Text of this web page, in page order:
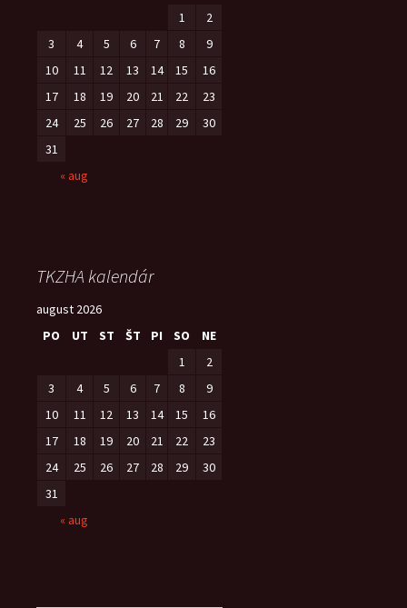
1
2
3
4 5 6 7 8
9
10
11 12 13 14 15
16
17
18 19 20 21 22
23
24
25 26 27 28 29
30
31
« aug
TKZHA kalendár
august 2026
PO
UT ST ŠT PI SO
NE
1
2
3
4 5 6 7 8
9
10
11 12 13 14 15
16
17
18 19 20 21 22
23
24
25 26 27 28 29
30
31
« aug